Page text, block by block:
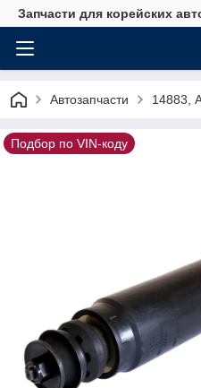
Запчасти для корейских
Автозапчасти 14883,
Подбор по VIN-коду